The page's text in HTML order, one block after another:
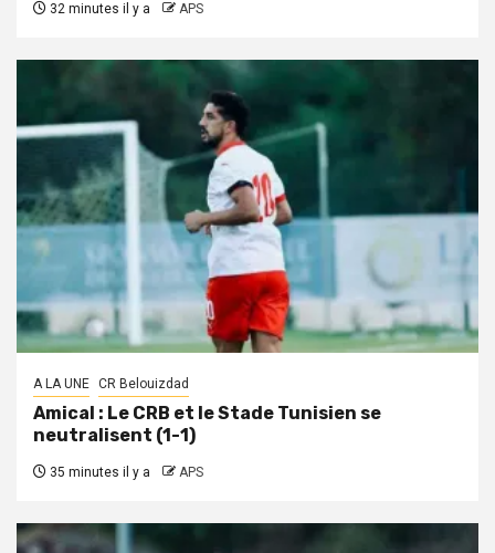
32 minutes il y a APS
A LA UNE CR Belouizdad
Amical : Le CRB et le Stade Tunisien se
neutralisent (1-1)
35 minutes il y a APS